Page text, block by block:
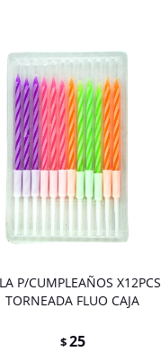
P/CUMPLEAÑOS X12PCS
TORNEADA FLUO CAJA
$25